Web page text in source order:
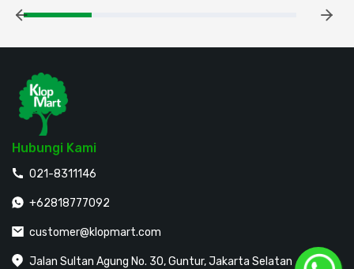
Hubungi Kami
021-8311146
+62818777092
customer@klopmart.com
Jalan Sultan Agung No. 30, Guntur, Jakarta Selatan